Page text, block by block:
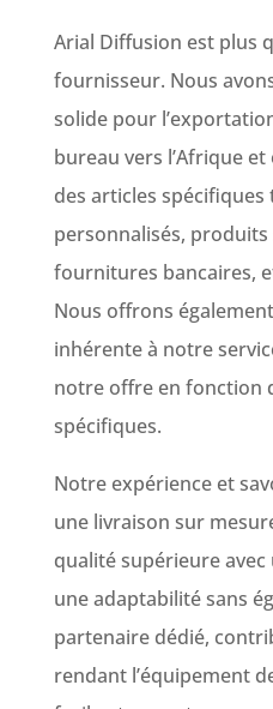
Arial Diffusion est plus
fournisseur. Nous
solide pour
bureau vers l’Afrique
des articles
personnalisés, produits
fournitures bancaires,
Nous offrons
inhérente à notre
notre offre en fonction
spécifiques.
Notre expérience et
une livraison sur
qualité supérieure
une adaptabilité sans
partenaire dédié,
rendant l’équipement